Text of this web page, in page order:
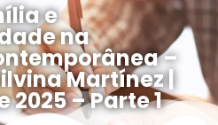
e
na
–
Martínez |
2025 – Parte 1